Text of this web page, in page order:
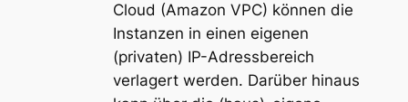
Cloud (Amazon VPC) können die
Instanzen in einen eigenen
(privaten) IP-Adressbereich
verlagert werden. Darüber hinaus